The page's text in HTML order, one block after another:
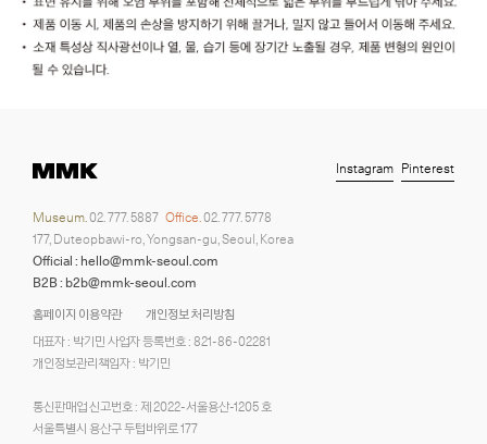
홈페이지 이용약관
개인정보 처리방침
대표자 : 박기민 사업자 등록번호 : 821-86-02281
개인정보관리책임자 : 박기민
통신판매업 신고번호 : 제 2022-서울용산-1205 호
서울특별시 용산구 두텁바위로 177
Museum.02. 777. 5887 Office.02. 777. 5778
177, Duteopbawi-ro, Yongsan-gu, Seoul, Korea
Official : hello@mmk-seoul.com
B2B : b2b@mmk-seoul.com
Instagram Pinterest